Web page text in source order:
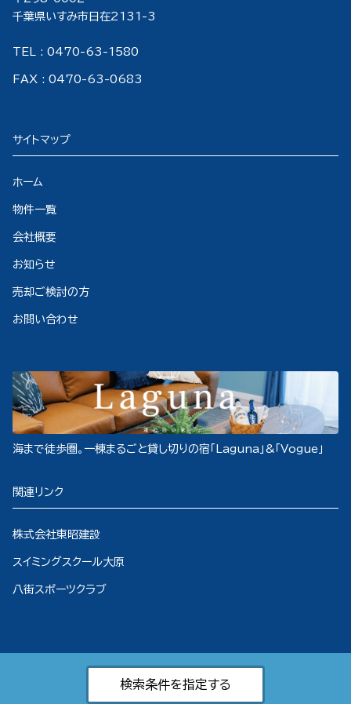
検索条件を指定する
千葉県いすみ市日在2131-3
TEL : 0470-63-1580
FAX : 0470-63-0683
サイトマップ
ホーム
物件一覧
会社概要
お知らせ
売却ご検討の方
お問い合わせ
海まで徒歩圏。一棟まるごと貸し切りの宿「Laguna」&「Vogue」
関連リンク
株式会社東昭建設
スイミングスクール大原
八街スポーツクラブ